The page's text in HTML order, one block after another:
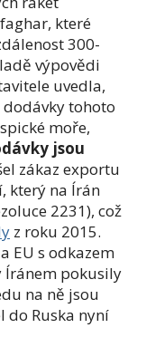
které
300-
výpovědi
uvedla,
tohoto
moře,
jsou
zákaz exportu
který na Írán
2231), což
z roku 2015.
EU s odkazem
Íránem pokusily
na ně jsou
do Ruska nyní